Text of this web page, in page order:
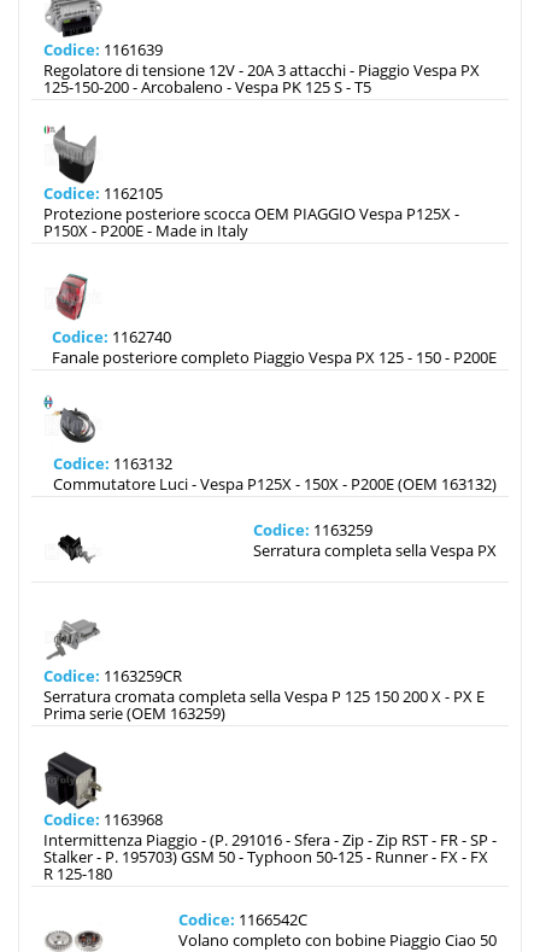
Codice: 1161639
Regolatore di tensione 12V - 20A 3 attacchi - Piaggio Vespa PX
125-150-200 - Arcobaleno - Vespa PK 125 S - T5
Codice: 1162105
Protezione posteriore scocca OEM PIAGGIO Vespa P125X -
P150X - P200E - Made in Italy
Codice: 1162740
Fanale posteriore completo Piaggio Vespa PX 125 - 150 - P200E
Codice: 1163132
Commutatore Luci - Vespa P125X - 150X - P200E (OEM 163132)
Codice: 1163259
Serratura completa sella Vespa PX
Codice: 1163259CR
Serratura cromata completa sella Vespa P 125 150 200 X - PX E
Prima serie (OEM 163259)
Codice: 1163968
Intermittenza Piaggio - (P. 291016 - Sfera - Zip - Zip RST - FR - SP -
Stalker - P. 195703) GSM 50 - Typhoon 50-125 - Runner - FX - FX
R 125-180
Codice: 1166542C
Volano completo con bobine Piaggio Ciao 50